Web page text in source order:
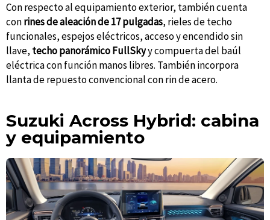
Con respecto al equipamiento exterior, también cuenta
conrines de aleación de 17 pulgadas, rieles de techo
funcionales, espejos eléctricos, acceso y encendido sin
llave, techo panorámico FullSkyy compuerta del baúl
eléctrica con función manos libres. También incorpora
llanta de repuesto convencional con rin de acero.
Suzuki Across Hybrid: cabina
y equipamiento